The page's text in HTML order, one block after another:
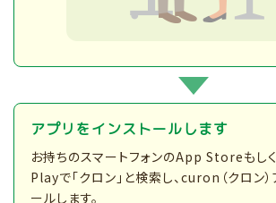
アプリをインストールします
お持ちのスマートフォンのApp Storeもし
Playで「クロン」と検索し、curon（クロン
ールします。